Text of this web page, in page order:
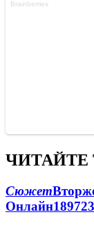
ЧИТАЙТЕ
Сюжет
Онлайн18972